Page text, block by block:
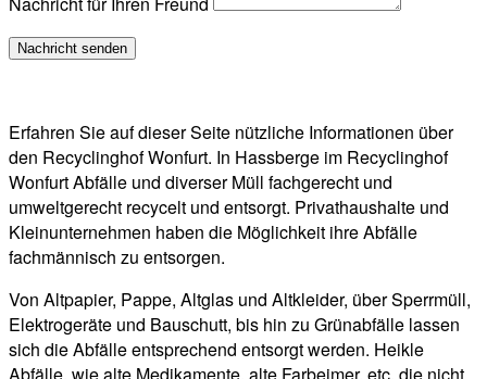
Erfahren Sie auf dieser Seite nützliche Informationen über
den Recyclinghof Wonfurt. In Hassberge im Recyclinghof
Wonfurt Abfälle und diverser Müll fachgerecht und
umweltgerecht recycelt und entsorgt. Privathaushalte und
Kleinunternehmen haben die Möglichkeit ihre Abfälle
fachmännisch zu entsorgen.
Von Altpapier, Pappe, Altglas und Altkleider, über Sperrmüll,
Elektrogeräte und Bauschutt, bis hin zu Grünabfälle lassen
sich die Abfälle entsprechend entsorgt werden. Heikle